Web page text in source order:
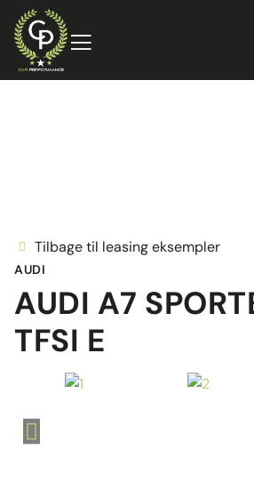
Tilbage til leasing eksempler
AUDI
AUDI A7
TFSI E